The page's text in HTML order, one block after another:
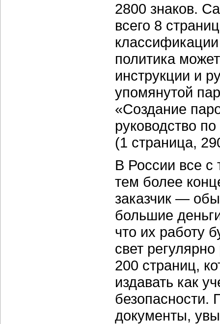
2800 знаков.
всего 8
политика
инструкции и
упомянутой
«Создание
руководство
(1 страница,
В России все с
тем более
заказчик —
большие
что их работу
свет
200 страниц,
издавать как
безопасности.
документы,